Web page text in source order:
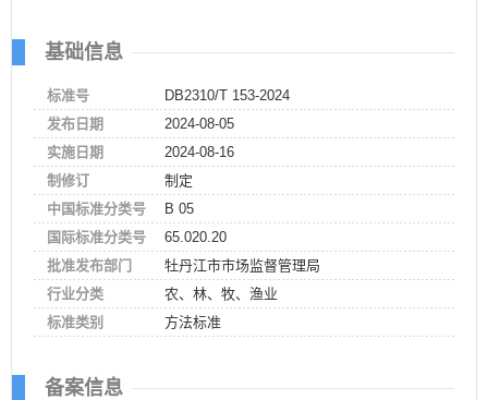
基础信息
标准号
DB2310/T 153-2024
发布日期
2024-08-05
实施日期
2024-08-16
制修订
制定
中国标准分类号
B 05
国际标准分类号
65.020.20
批准发布部门
牡丹江市市场监督管理局
行业分类
农、林、牧、渔业
标准类别
方法标准
备案信息